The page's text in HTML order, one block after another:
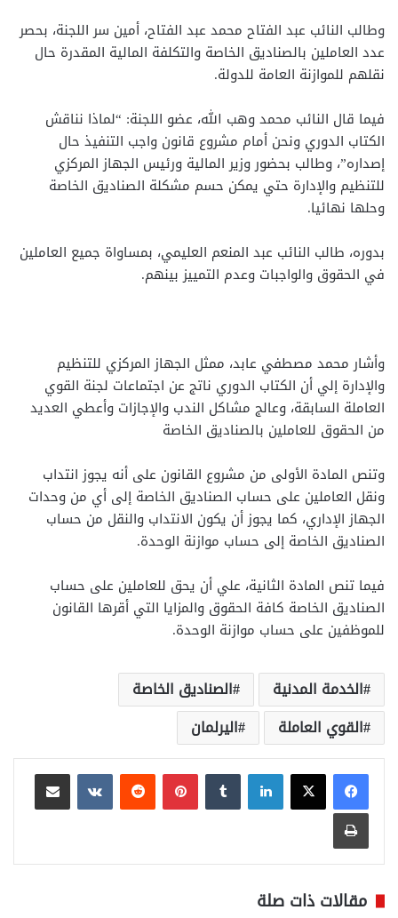
وطالب النائب عبد الفتاح محمد عبد الفتاح، أمين سر اللجنة، بحصر
عدد العاملين بالصناديق الخاصة والتكلفة المالية المقدرة حال
نقلهم للموازنة العامة للدولة.
فيما قال النائب محمد وهب الله، عضو اللجنة: “لماذا نناقش
الكتاب الدوري ونحن أمام مشروع قانون واجب التنفيذ حال
إصداره”، وطالب بحضور وزير المالية ورئيس الجهاز المركزي
للتنظيم والإدارة حتي يمكن حسم مشكلة الصناديق الخاصة
وحلها نهائيا.
بدوره، طالب النائب عبد المنعم العليمي، بمساواة جميع العاملين
في الحقوق والواجبات وعدم التمييز بينهم.
وأشار محمد مصطفي عابد، ممثل الجهاز المركزي للتنظيم
والإدارة إلي أن الكتاب الدوري ناتج عن اجتماعات لجنة القوي
العاملة السابقة، وعالج مشاكل الندب والإجازات وأعطي العديد
من الحقوق للعاملين بالصناديق الخاصة
وتنص المادة الأولى من مشروع القانون على أنه يجوز انتداب
ونقل العاملين على حساب الصناديق الخاصة إلى أي من وحدات
الجهاز الإداري، كما يجوز أن يكون الانتداب والنقل من حساب
الصناديق الخاصة إلى حساب موازنة الوحدة.
فيما تنص المادة الثانية، علي أن يحق للعاملين على حساب
الصناديق الخاصة كافة الحقوق والمزايا التي أقرها القانون
للموظفين على حساب موازنة الوحدة.
الخدمة المدنية
الصناديق الخاصة
القوي العاملة
اليرلمان
لينكدإن بينتيريست
مشاركة عبر البريد
طباعة
مقالات ذات صلة